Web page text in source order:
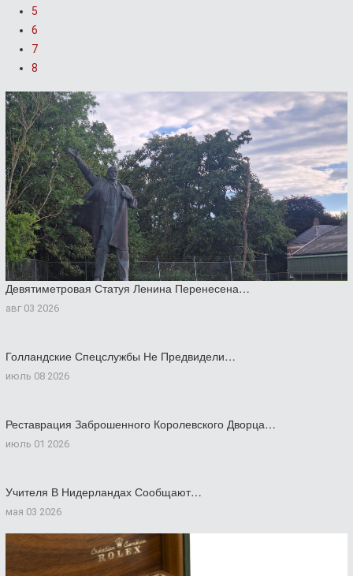
5
6
7
8
Девятиметровая Статуя Ленина Перенесена…
авг 03 2026
Голландские Спецслужбы Не Предвидели…
июль 08 2026
Реставрация Заброшенного Королевского Дворца…
июль 01 2026
Учителя В Нидерландах Сообщают…
мая 03 2026